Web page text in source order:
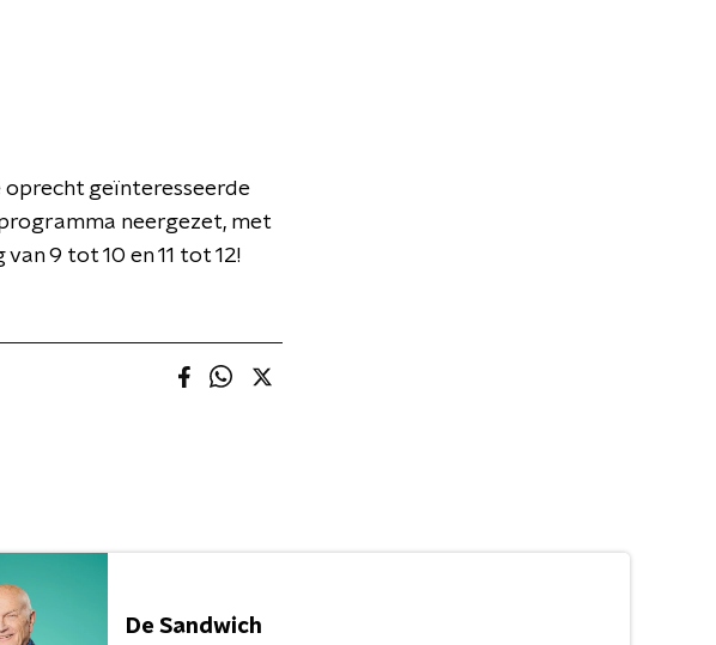
oprecht geïnteresseerde
neergezet, met
9 tot 10 en 11 tot 12!
De Sandwich